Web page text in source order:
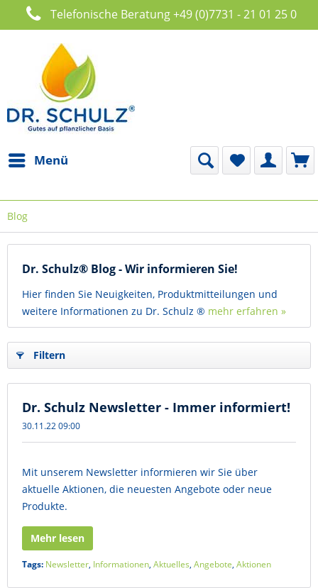
Telefonische Beratung +49 (0)7731 - 21 01 25 0
Menü
Blog
Dr. Schulz® Blog - Wir informieren Sie!
Hier finden Sie Neuigkeiten, Produktmitteilungen und
weitere Informationen zu Dr. Schulz ® mehr erfahren »
Filtern
Dr. Schulz Newsletter - Immer informiert!
30.11.22 09:00
Mit unserem Newsletter informieren wir Sie über
aktuelle Aktionen, die neuesten Angebote oder neue
Produkte.
Mehr lesen
Tags: Newsletter, Informationen, Aktuelles, Angebote, Aktionen